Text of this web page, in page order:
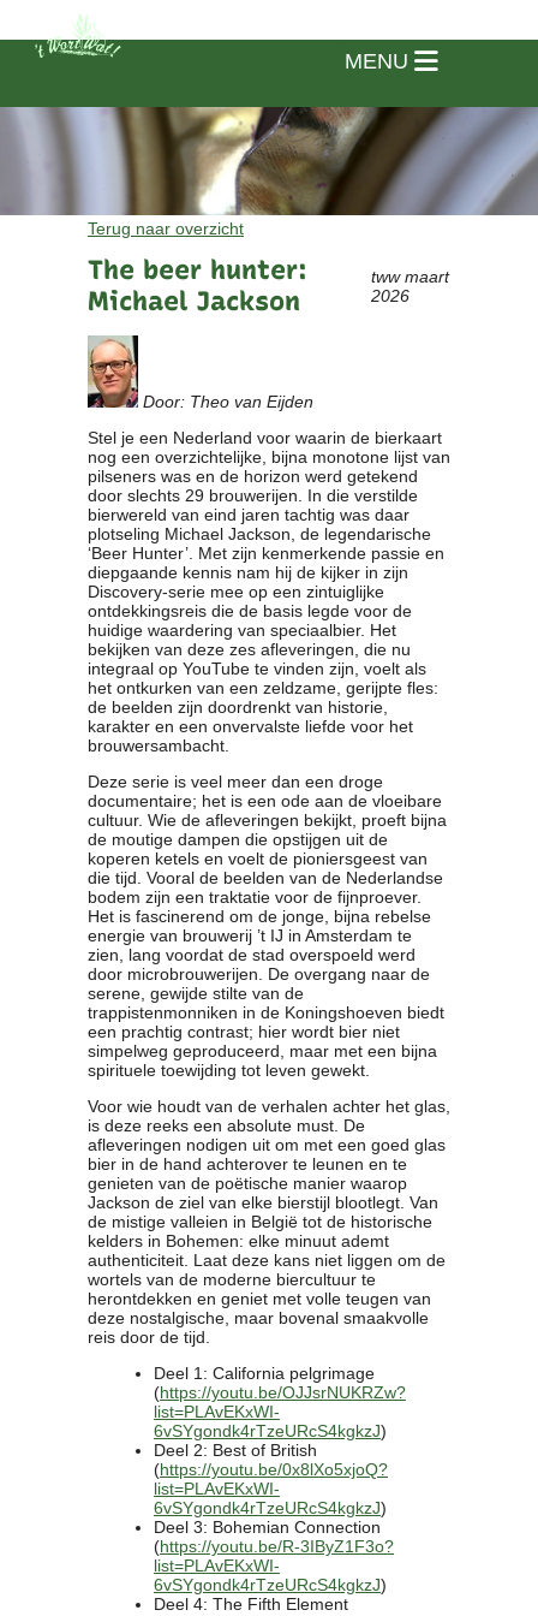
Terug naar overzicht
The beer hunter:
Michael Jackson
tww maart
2026
Door: Theo van Eijden
Stel je een Nederland voor waarin de bierkaart
nog een overzichtelijke, bijna monotone lijst van
pilseners was en de horizon werd getekend
door slechts 29 brouwerijen. In die verstilde
bierwereld van eind jaren tachtig was daar
plotseling Michael Jackson, de legendarische
‘Beer Hunter’. Met zijn kenmerkende passie en
diepgaande kennis nam hij de kijker in zijn
Discovery-serie mee op een zintuiglijke
ontdekkingsreis die de basis legde voor de
huidige waardering van speciaalbier. Het
bekijken van deze zes afleveringen, die nu
integraal op YouTube te vinden zijn, voelt als
het ontkurken van een zeldzame, gerijpte fles:
de beelden zijn doordrenkt van historie,
karakter en een onvervalste liefde voor het
brouwersambacht.
Deze serie is veel meer dan een droge
documentaire; het is een ode aan de vloeibare
cultuur. Wie de afleveringen bekijkt, proeft bijna
de moutige dampen die opstijgen uit de
koperen ketels en voelt de pioniersgeest van
die tijd. Vooral de beelden van de Nederlandse
bodem zijn een traktatie voor de fijnproever.
Het is fascinerend om de jonge, bijna rebelse
energie van brouwerij ’t IJ in Amsterdam te
zien, lang voordat de stad overspoeld werd
door microbrouwerijen. De overgang naar de
serene, gewijde stilte van de
trappistenmonniken in de Koningshoeven biedt
een prachtig contrast; hier wordt bier niet
simpelweg geproduceerd, maar met een bijna
spirituele toewijding tot leven gewekt.
Voor wie houdt van de verhalen achter het glas,
is deze reeks een absolute must. De
afleveringen nodigen uit om met een goed glas
bier in de hand achterover te leunen en te
genieten van de poëtische manier waarop
Jackson de ziel van elke bierstijl blootlegt. Van
de mistige valleien in België tot de historische
kelders in Bohemen: elke minuut ademt
authenticiteit. Laat deze kans niet liggen om de
wortels van de moderne biercultuur te
herontdekken en geniet met volle teugen van
deze nostalgische, maar bovenal smaakvolle
reis door de tijd.
Deel 1: California pelgrimage
(https://youtu.be/OJJsrNUKRZw?
list=PLAvEKxWI-
6vSYgondk4rTzeURcS4kgkzJ)
Deel 2: Best of British
(https://youtu.be/0x8lXo5xjoQ?
list=PLAvEKxWI-
6vSYgondk4rTzeURcS4kgkzJ)
Deel 3: Bohemian Connection
(https://youtu.be/R-3IByZ1F3o?
list=PLAvEKxWI-
6vSYgondk4rTzeURcS4kgkzJ)
Deel 4: The Fifth Element
MENU
Home
Vereniging
Clubkalender
Informatie
Bestuur
- Historie
Reglementen
Privacyverklaring
Commissies
Polderbok
Wedstrijduitslagen
Prijzen
Bijzondere Leden
- Keurmeesters
- Professioneel
- Biersommeliers
Recepten
Recepten
Zoeken
Contact
Bericht
Locatie
Lid worden
Brouwcursus
Media
Artikelen
Foto's
Nieuwsflitsen
Video
Sponsoren
Inloggen